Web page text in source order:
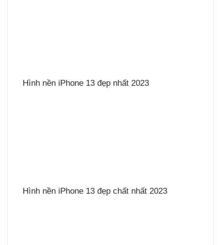
Hình nền iPhone 13 đẹp nhất 2023
Hình nền iPhone 13 đẹp chất nhất 2023